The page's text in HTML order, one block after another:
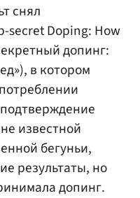
снял
secret Doping: How
допинг:
в котором
известной
бегуньи,
результаты, но
допинг.